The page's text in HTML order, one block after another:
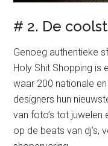
# 2. De
Genoeg authentieke
Holy Shit Shopping is
waar 200 nationale
designers hun
van foto’s tot
op de beats van dj’s,